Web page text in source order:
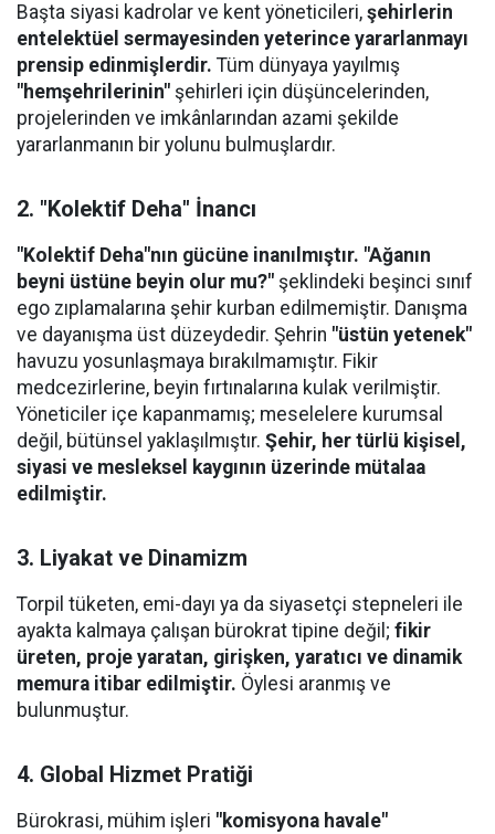
​Başta siyasi kadrolar ve kent yöneticileri, şehirlerin
entelektüel sermayesinden yeterince yararlanmayı
prensip edinmişlerdir. Tüm dünyaya yayılmış
"hemşehrilerinin" şehirleri için düşüncelerinden,
projelerinden ve imkânlarından azami şekilde
yararlanmanın bir yolunu bulmuşlardır.
2. "Kolektif Deha" İnancı
"Kolektif Deha"nın gücüne inanılmıştır. "Ağanın
beyni üstüne beyin olur mu?" şeklindeki beşinci sınıf
ego zıplamalarına şehir kurban edilmemiştir. Danışma
ve dayanışma üst düzeydedir. Şehrin "üstün yetenek"
havuzu yosunlaşmaya bırakılmamıştır. Fikir
medcezirlerine, beyin fırtınalarına kulak verilmiştir.
Yöneticiler içe kapanmamış; meselelere kurumsal
değil, bütünsel yaklaşılmıştır. Şehir, her türlü kişisel,
siyasi ve mesleksel kaygının üzerinde mütalaa
edilmiştir.
3. Liyakat ve Dinamizm
​Torpil tüketen, emi-dayı ya da siyasetçi stepneleri ile
ayakta kalmaya çalışan bürokrat tipine değil; fikir
üreten, proje yaratan, girişken, yaratıcı ve dinamik
memura itibar edilmiştir. Öylesi aranmış ve
bulunmuştur.
4. Global Hizmet Pratiği
​Bürokrasi, mühim işleri "komisyona havale"